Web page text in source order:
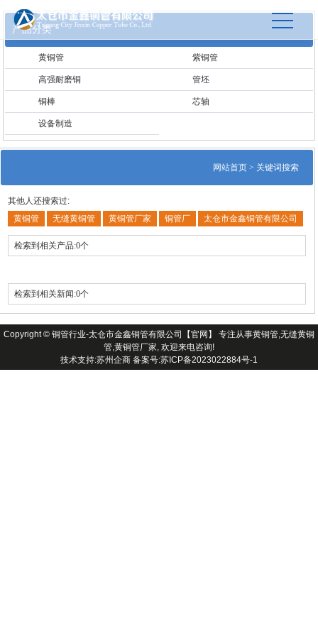
产品分类
黄铜管 紫铜管
高强耐磨铜 管坯
铜棒 芯轴
设备制造
网站首页> 关键词搜索
其他人还搜索过:
黄铜管
无缝黄铜管 黄铜管厂家 铜管厂 太仓市金鑫铜管有限公司
检索到相关产品:0个
检索到相关新闻:0个
Copyright © 铜管行业-太仓市金鑫铜管有限公司【官网】 专注从事黄铜管,无缝黄铜
管,黄铜管厂家, 欢迎来电咨询!
技术支持:苏州企商 备案号:苏ICP备2023022884号-1